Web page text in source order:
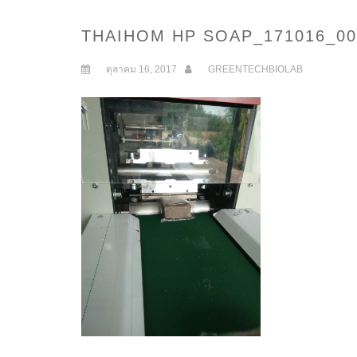
THAIHOM HP
ตุลาคม 16, 2017 GREENTECHBIOLAB